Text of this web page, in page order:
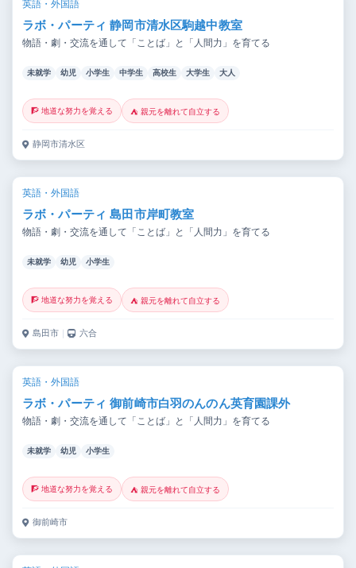
英語・外国語
ラボ・パーティ 静岡市清水区駒越中教室
物語・劇・交流を通して「ことば」と「人間力」を育てる
未就学 幼児 小学生 中学生 高校生 大学生 大人
🧗 地道な努力を覚える ⛺ 親元を離れて自立する
静岡市清水区
英語・外国語
ラボ・パーティ 島田市岸町教室
物語・劇・交流を通して「ことば」と「人間力」を育てる
未就学 幼児 小学生
🧗 地道な努力を覚える ⛺ 親元を離れて自立する
島田市 ｜ 六合
英語・外国語
ラボ・パーティ 御前崎市白羽のんのん英育園課外
物語・劇・交流を通して「ことば」と「人間力」を育てる
未就学 幼児 小学生
🧗 地道な努力を覚える ⛺ 親元を離れて自立する
御前崎市